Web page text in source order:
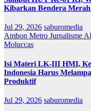
Kibarkan Bendera
Jul 29, 2026 saburomedia
Ambon Metro Jurnalisme
Moluccas
Isi Materi LK-III HMI,
Indonesia Harus
Produktif
Jul 29, 2026 saburomedia